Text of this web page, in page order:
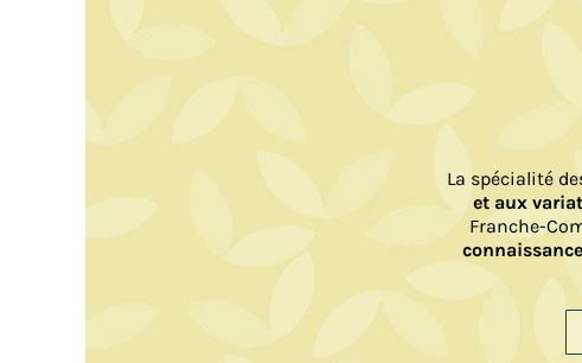
La spécialité
et aux
Franche-